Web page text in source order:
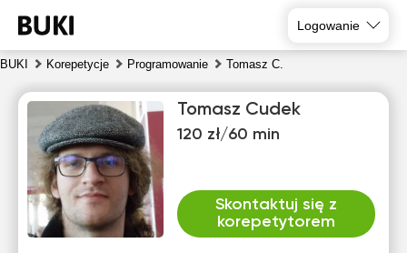
Logowanie
BUKI Korepetycje Programowanie Tomasz C.
Tomasz Cudek
120 zł/60 min
Skontaktuj się z
korepetytorem